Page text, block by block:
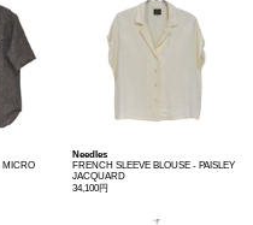
MICRO
Needles
FRENCH SLEEVE BLOUSE - PAISLEY
JACQUARD
34,100円